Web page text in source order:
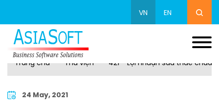
VN EN
Trang chủ Thư viện 421 - Lợi nhuận sau thuế chưa
24 May, 2021